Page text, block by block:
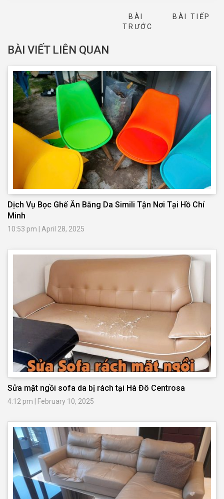
BÀI
TRƯỚC
BÀI TIẾP→
BÀI VIẾT LIÊN QUAN
Dịch Vụ Bọc Ghế Ăn Bằng Da Simili Tận Nơi Tại Hồ Chí
Minh
10:53 pm April 28, 2025
Sửa mặt ngồi sofa da bị rách tại Hà Đô Centrosa
4:12 pm February 10, 2025